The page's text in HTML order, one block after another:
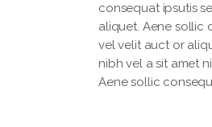
consequat ipsutis
aliquet. Aene sollic
vel velit auct or
nibh vel a sit amet
Aene sollic